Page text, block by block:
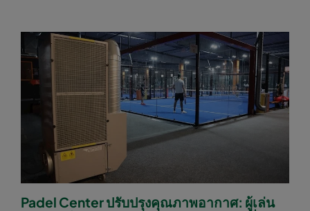
Padel Center ปรับปรุงคุณภาพอากาศ: ผู้เล่น